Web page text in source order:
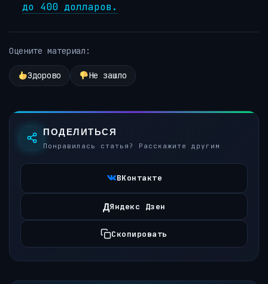
до 400 долларов.
Оцените материал:
Здорово Не зашло
ПОДЕЛИТЬСЯ
Понравилась статья? Расскажите другим
ВКонтакте
ДЯндекс Дзен
Скопировать